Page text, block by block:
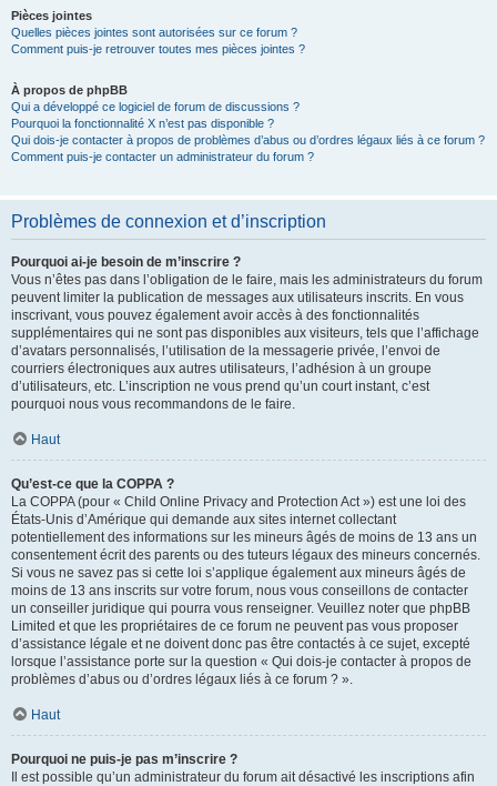
Pièces jointes
Quelles pièces jointes sont autorisées sur ce forum ?
Comment puis-je retrouver toutes mes pièces jointes ?
À propos de phpBB
Qui a développé ce logiciel de forum de discussions ?
Pourquoi la fonctionnalité X n’est pas disponible ?
Qui dois-je contacter à propos de problèmes d’abus ou d’ordres légaux liés à ce forum ?
Comment puis-je contacter un administrateur du forum ?
Problèmes de connexion et d’inscription
Pourquoi ai-je besoin de m’inscrire ?
Vous n’êtes pas dans l’obligation de le faire, mais les administrateurs du forum
peuvent limiter la publication de messages aux utilisateurs inscrits. En vous
inscrivant, vous pouvez également avoir accès à des fonctionnalités
supplémentaires qui ne sont pas disponibles aux visiteurs, tels que l’affichage
d’avatars personnalisés, l’utilisation de la messagerie privée, l’envoi de
courriers électroniques aux autres utilisateurs, l’adhésion à un groupe
d’utilisateurs, etc. L’inscription ne vous prend qu’un court instant, c’est
pourquoi nous vous recommandons de le faire.
Haut
Qu’est-ce que la COPPA ?
La COPPA (pour « Child Online Privacy and Protection Act ») est une loi des
États-Unis d’Amérique qui demande aux sites internet collectant
potentiellement des informations sur les mineurs âgés de moins de 13 ans un
consentement écrit des parents ou des tuteurs légaux des mineurs concernés.
Si vous ne savez pas si cette loi s’applique également aux mineurs âgés de
moins de 13 ans inscrits sur votre forum, nous vous conseillons de contacter
un conseiller juridique qui pourra vous renseigner. Veuillez noter que phpBB
Limited et que les propriétaires de ce forum ne peuvent pas vous proposer
d’assistance légale et ne doivent donc pas être contactés à ce sujet, excepté
lorsque l’assistance porte sur la question « Qui dois-je contacter à propos de
problèmes d’abus ou d’ordres légaux liés à ce forum ? ».
Haut
Pourquoi ne puis-je pas m’inscrire ?
Il est possible qu’un administrateur du forum ait désactivé les inscriptions afin